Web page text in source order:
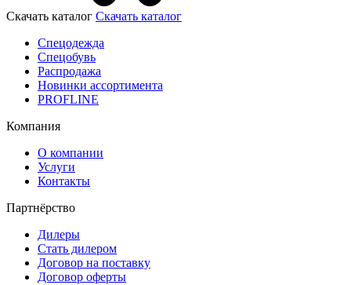
Скачать каталог Скачать каталог
Спецодежда
Спецобувь
Распродажа
Новинки ассортимента
PROFLINE
Компания
О компании
Услуги
Контакты
Партнёрство
Дилеры
Стать дилером
Договор на поставку
Договор оферты